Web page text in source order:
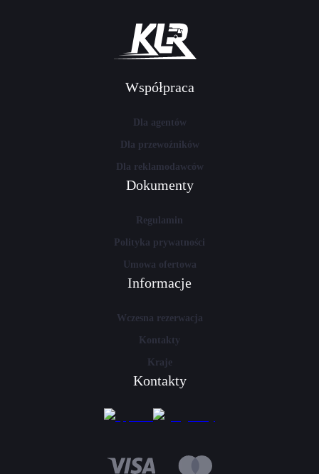
Współpraca
Dla agentów
Dla przewoźników
Dla reklamodawców
Dokumenty
Regulamin
Polityka prywatności
Umowa ofertowa
Informacje
Wczesna rezerwacja
Kontakty
Kraje
Kontakty